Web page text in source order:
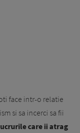
face intr-o relatie
si sa incerci sa fii
care ii atrag